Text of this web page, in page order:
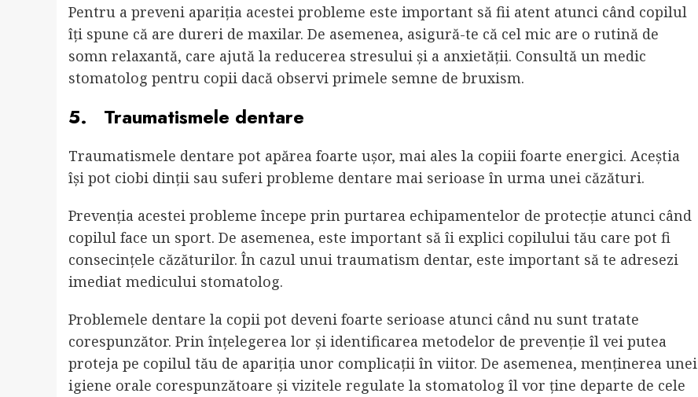
Pentru a preveni apariția acestei probleme este important să fii atent atunci când copilul
îți spune că are dureri de maxilar. De asemenea, asigură-te că cel mic are o rutină de
somn relaxantă, care ajută la reducerea stresului și a anxietății. Consultă un medic
stomatolog pentru copii dacă observi primele semne de bruxism.
5. Traumatismele dentare
Traumatismele dentare pot apărea foarte ușor, mai ales la copiii foarte energici. Aceștia
își pot ciobi dinții sau suferi probleme dentare mai serioase în urma unei căzături.
Prevenția acestei probleme începe prin purtarea echipamentelor de protecție atunci când
copilul face un sport. De asemenea, este important să îi explici copilului tău care pot fi
consecințele căzăturilor. În cazul unui traumatism dentar, este important să te adresezi
imediat medicului stomatolog.
Problemele dentare la copii pot deveni foarte serioase atunci când nu sunt tratate
corespunzător. Prin înțelegerea lor și identificarea metodelor de prevenție îl vei putea
proteja pe copilul tău de apariția unor complicații în viitor. De asemenea, menținerea unei
igiene orale corespunzătoare și vizitele regulate la stomatolog îl vor ține departe de cele